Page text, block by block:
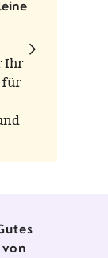
Ihr
für